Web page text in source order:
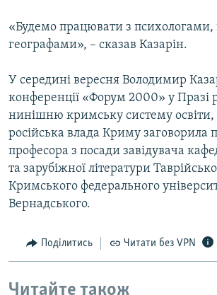
«Будемо працювати з
географами», – сказав Казарін.
У середині вересня Володимир
конференції «Форум 2000» у Празі
нинішню кримську систему освіти,
російська влада Криму заговорила
професора з посади завідувача
та зарубіжної літератури
Кримського федерального
Вернадського.
Поділитись Читати без VPN
Читайте також